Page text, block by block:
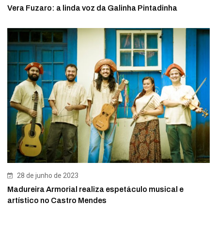
Vera Fuzaro: a linda voz da Galinha Pintadinha
28 de junho de 2023
Madureira Armorial realiza espetáculo musical e
artístico no Castro Mendes